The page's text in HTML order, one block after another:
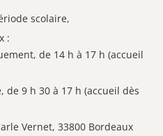
scolaire,
:
de 14 h à 17 h (accueil
de 9 h 30 à 17 h (accueil dès
Vernet, 33800 Bordeaux